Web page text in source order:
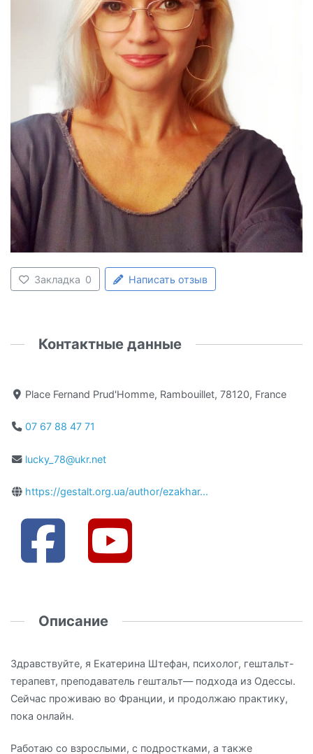
Закладка 0 Написать отзыв
Контактные данные
Place Fernand Prud'Homme, Rambouillet, 78120, France
07 67 88 47 71
lucky_78@ukr.net
https://gestalt.org.ua/author/ezakhar...
Описание
Здравствуйте, я Екатерина Штефан, психолог, гештальт-
терапевт, преподаватель гештальт— подхода из Одессы.
Сейчас проживаю во Франции, и продолжаю практику,
пока онлайн.
Работаю со взрослыми, с подростками, а также